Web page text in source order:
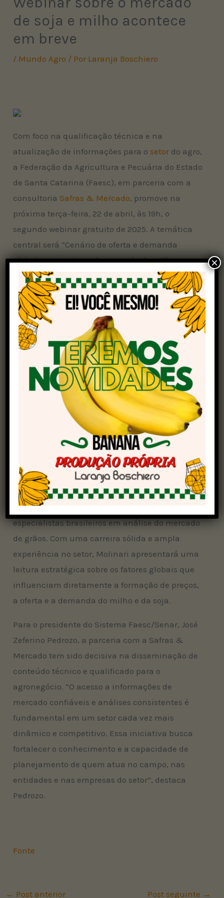
de soja e milho acontece
em breve
/ Mundo Agro / Por Laranja Boschiero
Com foco na qualificação técnica e na
atualização de informações para o setor do agro,
a Federação da Agricultura e Pecuária do Estado
de Santa Catarina (Faesc), em parceria com a
consultoria Safras & Mercado, promove na
próxima terça-feira, 22 de abril, às 19h, o
segundo webinar gratuito de 2025. A temática
central será “Cenário de oferta e demanda
global: perspectivas de mercado de milho e
soja”.
O webinar é aberto ao público, com foco especial
em Sindicatos Rurais, produtores, lideranças do
agro, técnicos e demais profissionais
interessados em compreender os rumos do
mercado agrícola. As inscrições são gratuitas e
devem ser feitas pelo site da Faesc. Cliqueaqui
participe!
Fique por dentro das novidades e notícias
recentes sobre a soja! Participe da nossa
comunidade através dolink!
O evento contará com a participação do
consultor-chefe da Safras & Mercado, Paulo
Molinari, reconhecido como um dos maiores
especialistas brasileiros em análise do mercado
de grãos. Com uma carreira sólida e ampla
experiência no setor, Molinari apresentará uma
leitura estratégica sobre os fatores globais que
influenciam diretamente a formação de preços,
a oferta e a demanda do milho e da soja.
Para o presidente do Sistema Faesc/Senar, José
Zeferino Pedrozo, a parceria com a Safras &
Mercado tem sido decisiva na disseminação de
conteúdo técnico e qualificado para o
agronegócio. “O acesso a informações de
mercado confiáveis e análises consistentes é
fundamental em um setor cada vez mais
dinâmico e competitivo. Essa iniciativa busca
fortalecer o conhecimento e a capacidade de
planejamento de quem atua no campo, nas
entidades e nas empresas do setor”, destaca
Pedrozo.
Fonte
← Post anterior Post seguinte →
×